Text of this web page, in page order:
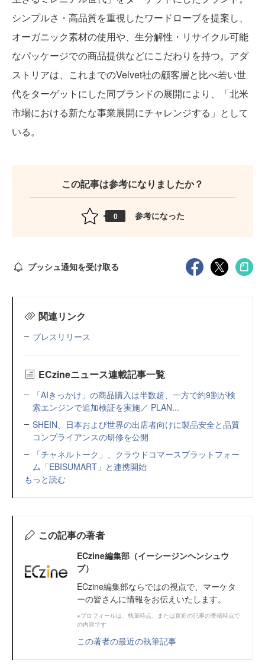
シンプルさ・高品質を重視したワードローブを提案し、
オーガニック素材の使用や、生分解性・リサイクル可能
なパッケージでの商品提供などにこだわりを持つ。アダ
ストリアは、これまでのVelvet社の顧客層と比べ若い世
代をターゲットにした同ブランドの展開により、「北米
市場における新たな事業展開にチャレンジする」として
いる。
この記事は参考になりましたか？
0 参考になった
プッシュ通知を受け取る
関連リンク
プレスリリース
ECzineニュース連載記事一覧
「AIきっかけ」の商品購入は半数超、一方で約9割が検
索エンジンで追加検証を実施／ PLAN...
SHEIN、日本および世界の出店者向けに製品安全と品質
コンプライアンスの研修を公開
「チャネルトーク」、クラウドコマースプラットフォー
ム「EBISUMART」と連携開始
もっと読む
この記事の著者
ECzine編集部（イーシージンヘンシュウ
ブ）
ECzine編集部ならではの視点で、マーケタ
ーの皆さんに情報をお伝えいたします。
※プロフィールは、執筆時点、または直近の記事の寄稿時点で
の内容です
この著者の最近の執筆記事